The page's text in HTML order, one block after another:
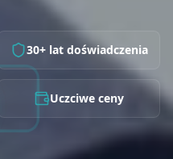
30+ lat doświadczenia
Uczciwe ceny